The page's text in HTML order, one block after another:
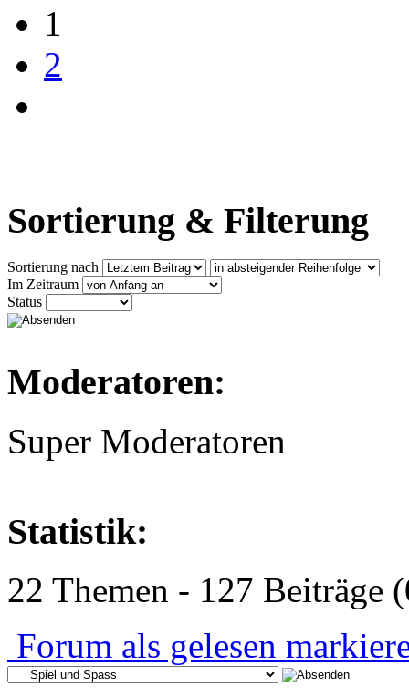
1
2
Sortierung & Filterung
Sortierung nach
Im Zeitraum
Status
Moderatoren:
Super Moderatoren
Statistik:
22 Themen - 127 Beiträge
Forum als gelesen